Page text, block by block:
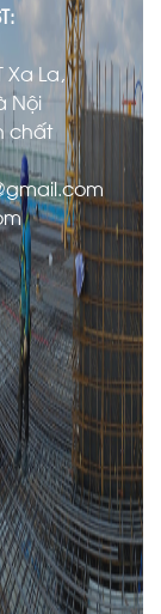
Xa La,
Nội
chất